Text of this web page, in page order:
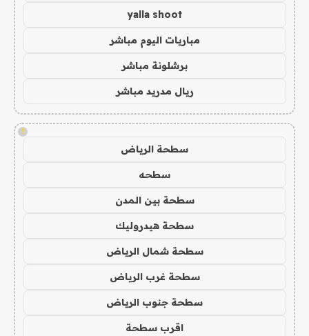
yalla shoot
مباريات اليوم مباشر
برشلونة مباشر
ريال مدريد مباشر
!
سطحة الرياض
سطحه
سطحة بين المدن
سطحة هيدروليك
سطحة شمال الرياض
سطحة غرب الرياض
سطحة جنوب الرياض
اقرب سطحة